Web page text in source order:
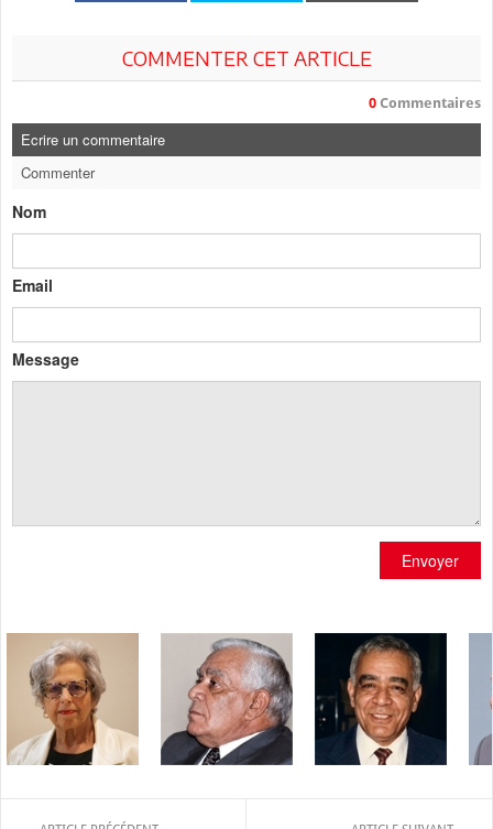
COMMENTER CET ARTICLE
0 Commentaires
Ecrire un commentaire
Commenter
Nom
Email
Message
Envoyer